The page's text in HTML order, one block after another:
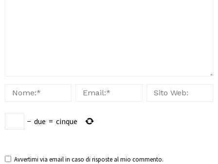
− due = cinque
Avvertimi via email in caso di risposte al mio commento.